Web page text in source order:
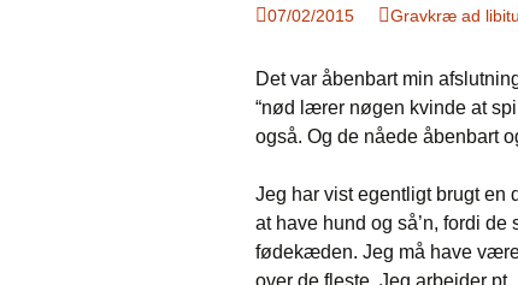
07/02/2015 Gravkræ ad
Det var åbenbart min
“nød lærer nøgen kvinde at
også. Og de nåede åbenbart
Jeg har vist egentligt brugt en
at have hund og så’n, fordi
fødekæden. Jeg må have
over de fleste. Jeg arbejder